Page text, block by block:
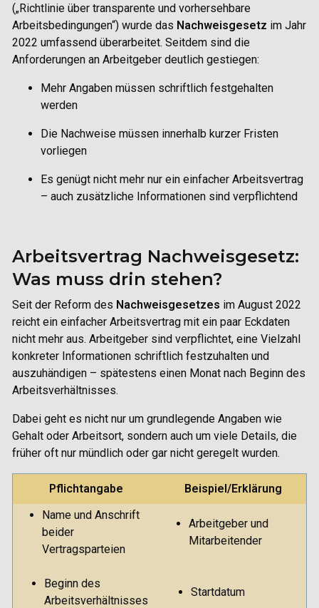
(„Richtlinie über transparente und vorhersehbare
Arbeitsbedingungen“) wurde das Nachweisgesetz im Jahr
2022 umfassend überarbeitet. Seitdem sind die
Anforderungen an Arbeitgeber deutlich gestiegen:
Mehr Angaben müssen schriftlich festgehalten
werden
Die Nachweise müssen innerhalb kurzer Fristen
vorliegen
Es genügt nicht mehr nur ein einfacher Arbeitsvertrag
– auch zusätzliche Informationen sind verpflichtend
Arbeitsvertrag Nachweisgesetz:
Was muss drin stehen?
Seit der Reform des Nachweisgesetzes im August 2022
reicht ein einfacher Arbeitsvertrag mit ein paar Eckdaten
nicht mehr aus. Arbeitgeber sind verpflichtet, eine Vielzahl
konkreter Informationen schriftlich festzuhalten und
auszuhändigen – spätestens einen Monat nach Beginn des
Arbeitsverhältnisses.
Dabei geht es nicht nur um grundlegende Angaben wie
Gehalt oder Arbeitsort, sondern auch um viele Details, die
früher oft nur mündlich oder gar nicht geregelt wurden.
Pflichtangabe
Beispiel/Erklärung
Name und Anschrift
beider
Vertragsparteien
Arbeitgeber und
Mitarbeitender
Beginn des
Arbeitsverhältnisses
Startdatum